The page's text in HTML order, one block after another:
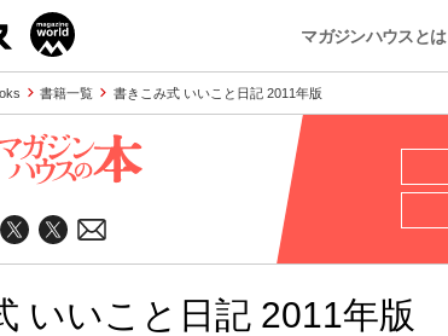
マガジンハウスとは
書籍一覧 書きこみ式 いいこと日記 2011年版
いいこと日記 2011年版